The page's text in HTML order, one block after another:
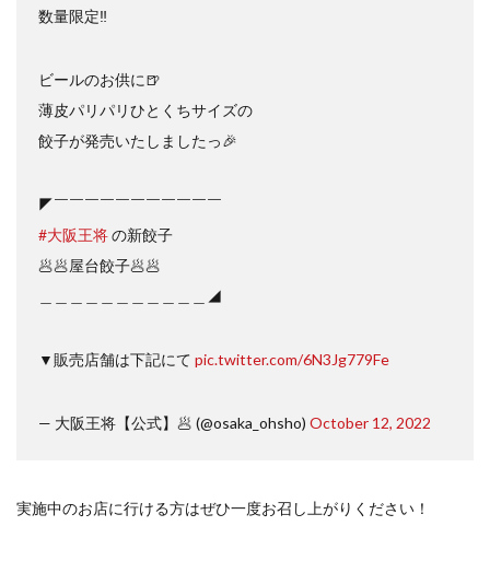
数量限定‼️
ビールのお供に🍺
薄皮パリパリひとくちサイズの
餃子が発売いたしましたっ🎉
◤￣￣￣￣￣￣￣￣￣￣￣
#大阪王将の新餃子
🥟🥟屋台餃子🥟🥟
＿＿＿＿＿＿＿＿＿＿＿◢
▼販売店舗は下記にて pic.twitter.com/6N3Jg779Fe
— 大阪王将【公式】🥟 (@osaka_ohsho) October 12, 2022
実施中のお店に行ける方はぜひ一度お召し上がりください！